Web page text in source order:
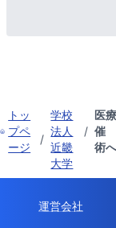
トッ
プペ
ージ
/
学校
法人
近畿
大学
/
医
催
術
運営会社